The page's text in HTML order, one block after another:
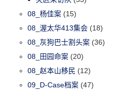
08_杨佳案 (15)
08_渥太华413集会 (18)
08_灰狗巴士割头案 (36)
08_田园命案 (20)
08_赵本山移民 (12)
09_D-Case档案 (47)